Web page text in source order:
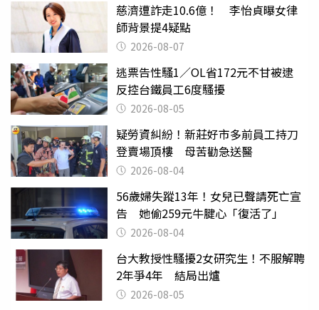
慈濟遭詐走10.6億！ 李怡貞曝女律
師背景提4疑點
2026-08-07
逃票告性騷1／OL省172元不甘被逮
反控台鐵員工6度騷擾
2026-08-05
疑勞資糾紛！新莊好市多前員工持刀
登賣場頂樓 母苦勸急送醫
2026-08-04
56歲婦失蹤13年！女兒已聲請死亡宣
告 她偷259元牛腱心「復活了」
2026-08-04
台大教授性騷擾2女研究生！不服解聘
2年爭4年 結局出爐
2026-08-05